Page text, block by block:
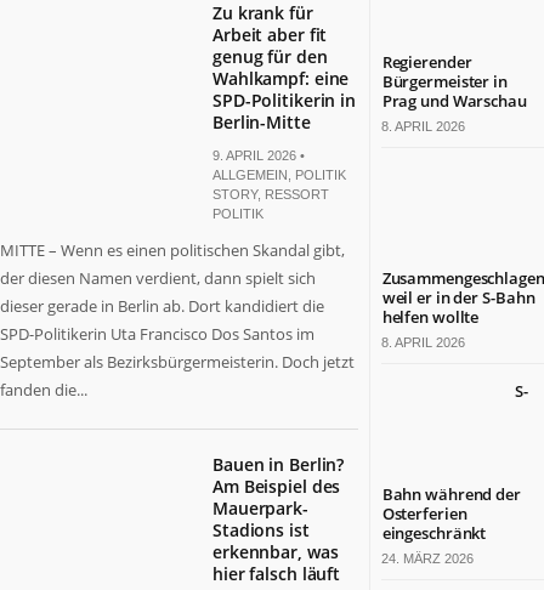
Zu krank für
Arbeit aber fit
genug für den
Wahlkampf: eine
SPD-Politikerin in
Berlin-Mitte
9. APRIL 2026 •
ALLGEMEIN
POLITIK
STORY, RESSORT
POLITIK
MITTE – Wenn es einen politischen Skandal gibt,
der diesen Namen verdient, dann spielt sich
dieser gerade in Berlin ab. Dort kandidiert die
SPD-Politikerin Uta Francisco Dos Santos im
September als Bezirksbürgermeisterin. Doch jetzt
fanden die...
Bauen in Berlin?
Am Beispiel des
Mauerpark-
Stadions ist
erkennbar, was
hier falsch läuft
Regierender
Bürgermeister in
Prag und Warschau
8. APRIL 2026
weil er in der S-Bahn
helfen wollte
8. APRIL 2026
S-
Bahn während der
Osterferien
eingeschränkt
24. MÄRZ 2026